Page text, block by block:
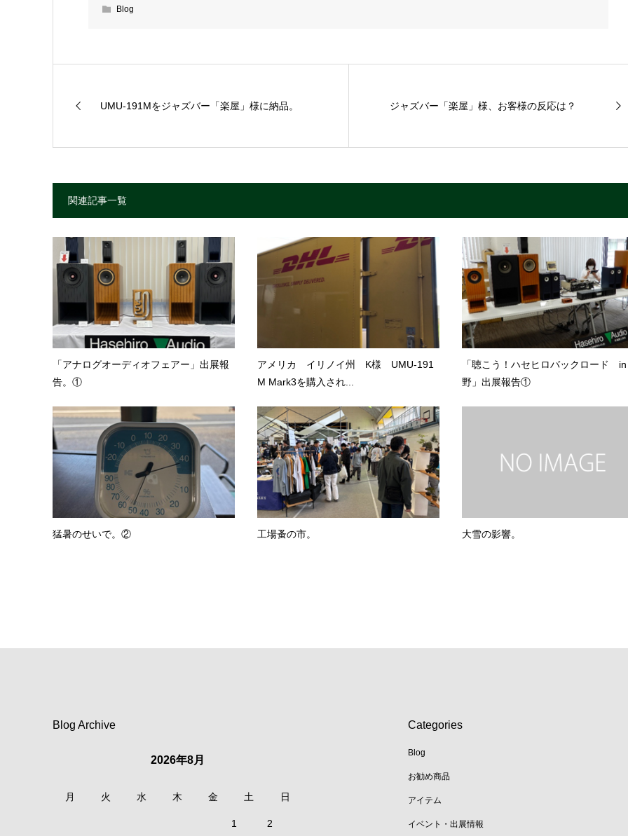
Blog
UMU-191Mをジャズバー「楽屋」様に納品。 ジャズバー「楽屋」様、お客様の反応は？
関連記事一覧
「アナログオーディオフェアー」出展報
告。①
アメリカ イリノイ州 K様 UMU-191
M Mark3を購入され...
「聴こう！ハセヒロバックロード
野」出展報告①
猛暑のせいで。② 工場蚤の市。 大雪の影響。
Blog Archive
2026年8月
月 火 水 木 金 土 日
1
2
Categories
Blog
お勧め商品
アイテム
イベント・出展情報